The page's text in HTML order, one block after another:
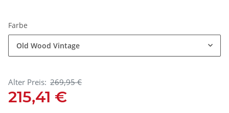
Farbe
Old Wood Vintage
Alter Preis: 269,95 €
215,41 €